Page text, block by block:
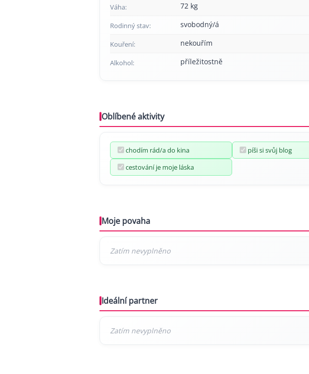
Váha: 72 kg
Rodinný stav: svobodný/á
Kouření: nekouřím
Alkohol: příležitostně
Oblíbené aktivity
chodím rád/a do kina
píši si svůj blog
cestování je moje láska
Moje povaha
Ideální partner